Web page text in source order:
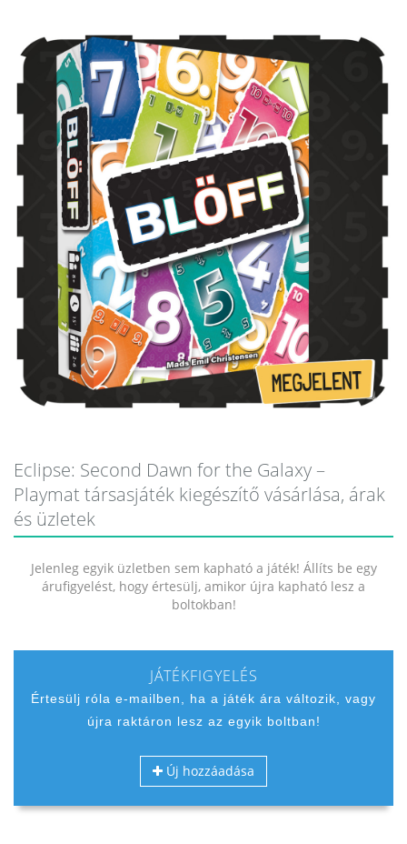
Eclipse: Second Dawn for the Galaxy –
Playmat társasjáték kiegészítő vásárlása, árak
és üzletek
Jelenleg egyik üzletben sem kapható a játék! Állíts be egy
árufigyelést, hogy értesülj, amikor újra kapható lesz a
boltokban!
JÁTÉKFIGYELÉS
Értesülj róla e-mailben, ha a játék ára változik, vagy
újra raktáron lesz az egyik boltban!
Új hozzáadása